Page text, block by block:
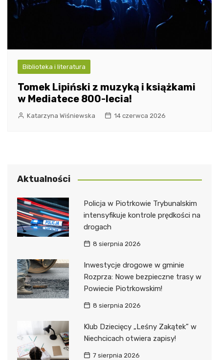
Biblioteka i literatura
Tomek Lipiński z muzyką i książkami
w Mediatece 800-lecia!
Katarzyna Wiśniewska 14 czerwca 2026
Aktualności
Policja w Piotrkowie Trybunalskim
intensyfikuje kontrole prędkości na
drogach
8 sierpnia 2026
Inwestycje drogowe w gminie
Rozprza: Nowe bezpieczne trasy w
Powiecie Piotrkowskim!
8 sierpnia 2026
Klub Dziecięcy „Leśny Zakątek” w
Niechcicach otwiera zapisy!
7 sierpnia 2026